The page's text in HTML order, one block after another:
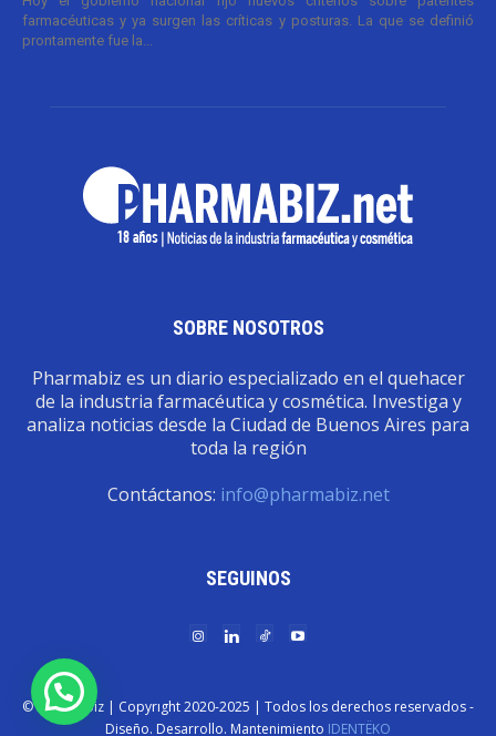
farmacéuticas y ya surgen las críticas y posturas. La que se definió
prontamente fue la...
SOBRE NOSOTROS
Pharmabiz es un diario especializado en el quehacer
de la industria farmacéutica y cosmética. Investiga y
analiza noticias desde la Ciudad de Buenos Aires para
toda la región
Contáctanos: info@pharmabiz.net
SEGUINOS
© Pharmabiz | Copyrıght 2020-2025 | Todos los derechos reservados -
Diseño. Desarrollo. Mantenimiento IDENTËKO